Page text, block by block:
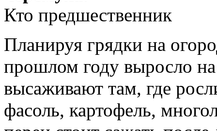
Кто предшественник
Планируя грядки на
прошлом году выросло
высаживают там, где
фасоль, картофель,